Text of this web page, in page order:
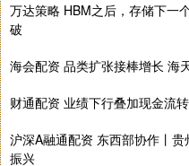
万达策略 HBM之后，存储下一
破
海会配资 品类扩张接棒增长 海
财通配资 业绩下行叠加现金流
沪深A融通配资 东西部协作丨
振兴